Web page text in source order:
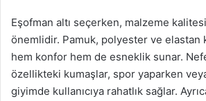
Eşofman altı seçerken, malzeme
önemlidir. Pamuk, polyester ve elastan
hem konfor hem de esneklik sunar.
özellikteki kumaşlar, spor yaparken
giyimde kullanıcıya rahatlık sağlar.